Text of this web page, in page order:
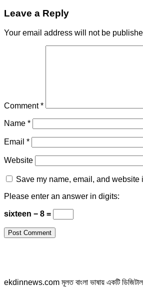
Leave a Reply
Your email address will not be
Comment*
Name *
Email *
Website
Save my name, email, and website
Please enter an answer in digits:
sixteen − 8 =
ekdinnews.com মূলত বাংলা ভাষায় একটি ডিজিটাল